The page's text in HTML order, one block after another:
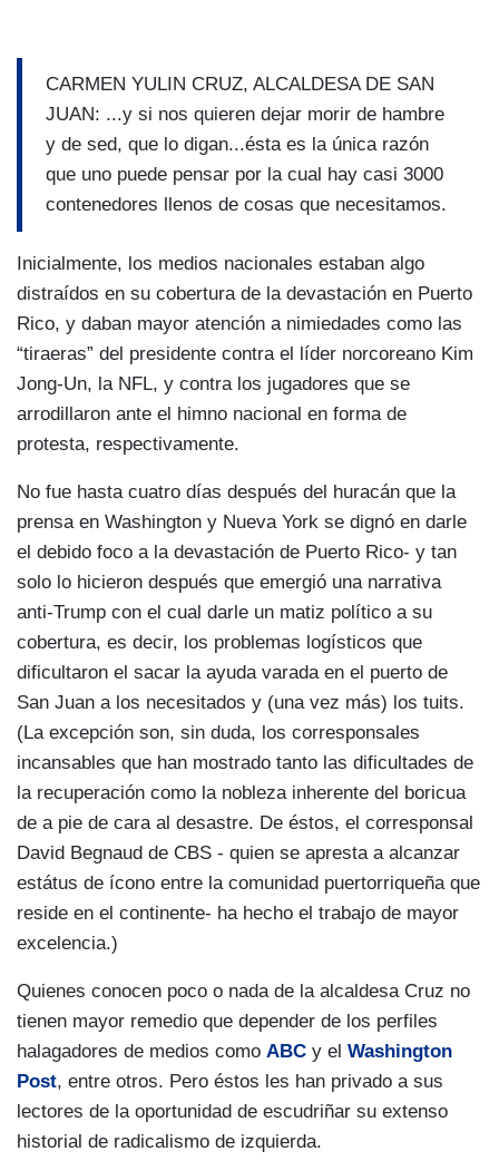
CARMEN YULIN CRUZ, ALCALDESA DE SAN
JUAN: ...y si nos quieren dejar morir de hambre
y de sed, que lo digan...ésta es la única razón
que uno puede pensar por la cual hay casi 3000
contenedores llenos de cosas que necesitamos.
Inicialmente, los medios nacionales estaban algo
distraídos en su cobertura de la devastación en Puerto
Rico, y daban mayor atención a nimiedades como las
“tiraeras” del presidente contra el líder norcoreano Kim
Jong-Un, la NFL, y contra los jugadores que se
arrodillaron ante el himno nacional en forma de
protesta, respectivamente.
No fue hasta cuatro días después del huracán que la
prensa en Washington y Nueva York se dignó en darle
el debido foco a la devastación de Puerto Rico- y tan
solo lo hicieron después que emergió una narrativa
anti-Trump con el cual darle un matiz político a su
cobertura, es decir, los problemas logísticos que
dificultaron el sacar la ayuda varada en el puerto de
San Juan a los necesitados y (una vez más) los tuits.
(La excepción son, sin duda, los corresponsales
incansables que han mostrado tanto las dificultades de
la recuperación como la nobleza inherente del boricua
de a pie de cara al desastre. De éstos, el corresponsal
David Begnaud de CBS - quien se apresta a alcanzar
estátus de ícono entre la comunidad puertorriqueña que
reside en el continente- ha hecho el trabajo de mayor
excelencia.)
Quienes conocen poco o nada de la alcaldesa Cruz no
tienen mayor remedio que depender de los perfiles
halagadores de medios como ABC y el Washington
Post, entre otros. Pero éstos les han privado a sus
lectores de la oportunidad de escudriñar su extenso
historial de radicalismo de izquierda.